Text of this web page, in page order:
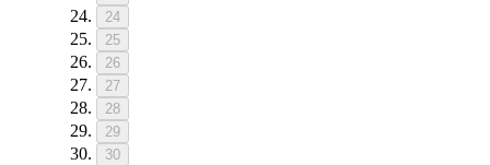
24
25
26
27
28
29
30